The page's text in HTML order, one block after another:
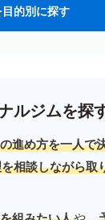
的別に探す
ルジムを探
進め方を一人で
相談しながら取